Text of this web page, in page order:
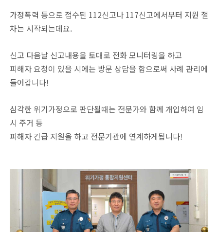
가정폭력 등으로 접수된 112신고나 117신고에서부터 지원 절
차는 시작되는데요.
신고 다음날 신고내용을 토대로 전화 모니터링을 하고
피해자 요청이 있을 시에는 방문 상담을 함으로써 사례 관리에
들어갑니다!
심각한 위기가정으로 판단될때는 전문가와 함께 개입하여 임
시 주거 등
피해자 긴급 지원을 하고 전문기관에 연계하게됩니다!